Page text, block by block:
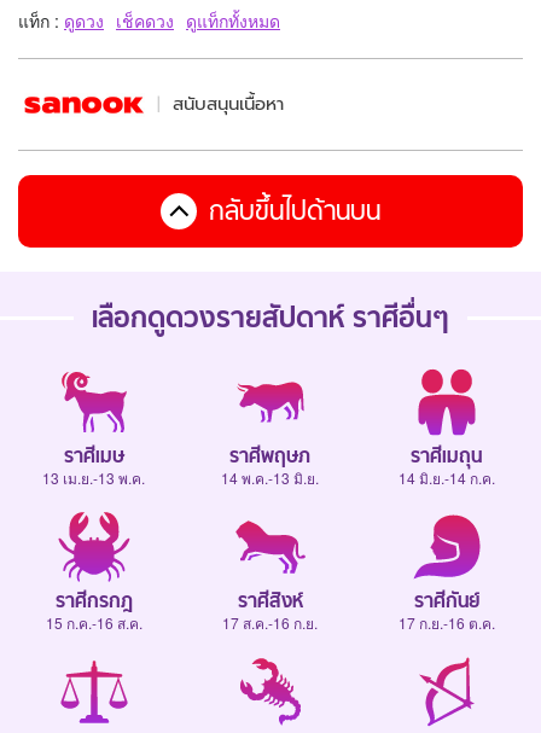
แท็ก : ดูดวง เช็คดวง ดูแท็กทั้งหมด
สนับสนุนเนื้อหา
กลับขึ้นไปด้านบน
เลือกดูดวงรายสัปดาห์ ราศีอื่นๆ
ราศีเมษ
13 เม.ย.-13 พ.ค.
ราศีพฤษภ
14 พ.ค.-13 มิ.ย.
ราศีเมถุน
14 มิ.ย.-14 ก.ค.
ราศีกรกฎ
15 ก.ค.-16 ส.ค.
ราศีสิงห์
17 ส.ค.-16 ก.ย.
ราศีกันย์
17 ก.ย.-16 ต.ค.